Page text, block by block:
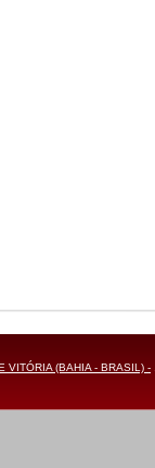
VITÓRIA (BAHIA - BRASIL) -